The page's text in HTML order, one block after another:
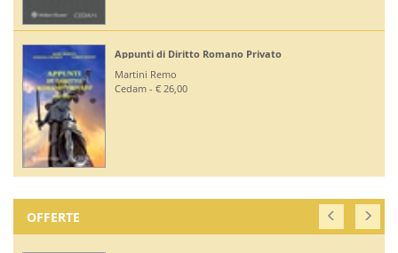
Appunti di Diritto Romano Privato
Martini Remo
Cedam - € 26,00
OFFERTE